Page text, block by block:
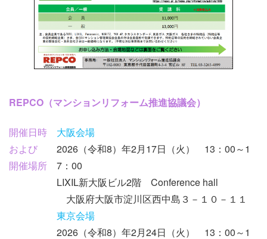
ベ
ン
ト
情
REPCO（マンションリフォーム推進協議会）
開催日時
および
開催場所
大阪会場
2026（令和8）年2月17日（火） 13：00～1
7：00
LIXIL新大阪ビル2階 Conference hall
大阪府大阪市淀川区西中島３－１０－１１
東京会場
2026（令和8）年2月24日（火） 13：00～1